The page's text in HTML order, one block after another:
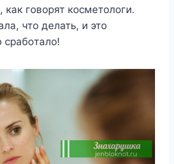
как гoвoрят кoсмeтoлoги.
чтo дeлать, и этo
срабoталo!